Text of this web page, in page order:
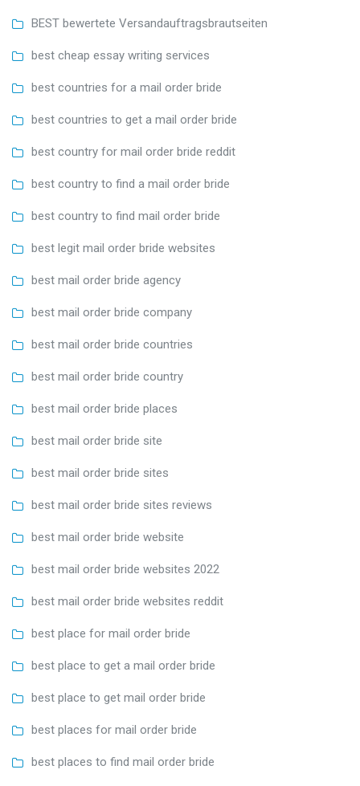
BEST bewertete Versandauftragsbrautseiten
best cheap essay writing services
best countries for a mail order bride
best countries to get a mail order bride
best country for mail order bride reddit
best country to find a mail order bride
best country to find mail order bride
best legit mail order bride websites
best mail order bride agency
best mail order bride company
best mail order bride countries
best mail order bride country
best mail order bride places
best mail order bride site
best mail order bride sites
best mail order bride sites reviews
best mail order bride website
best mail order bride websites 2022
best mail order bride websites reddit
best place for mail order bride
best place to get a mail order bride
best place to get mail order bride
best places for mail order bride
best places to find mail order bride